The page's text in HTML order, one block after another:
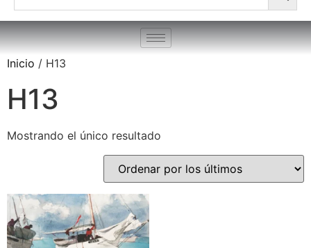
Inicio / H13
H13
Mostrando el único resultado